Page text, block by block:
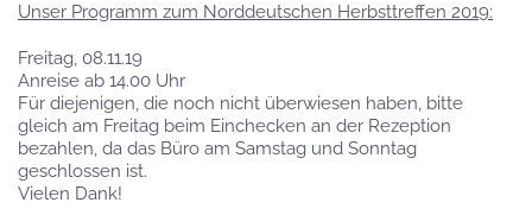
Unser Programm zum Norddeutschen Herbsttreffen 2019:
Freitag, 08.11.19
Anreise ab 14.00 Uhr
Für diejenigen, die noch nicht überwiesen haben, bitte
gleich am Freitag beim Einchecken an der Rezeption
bezahlen, da das Büro am Samstag und Sonntag
geschlossen ist.
Vielen Dank!